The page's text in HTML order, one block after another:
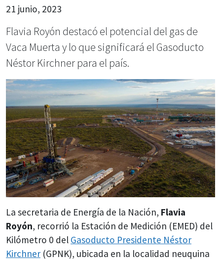
21 junio, 2023
Flavia Royón destacó el potencial del gas de
Vaca Muerta y lo que significará el Gasoducto
Néstor Kirchner para el país.
La secretaria de Energía de la Nación, Flavia
Royón, recorrió la Estación de Medición (EMED) del
Kilómetro 0 del Gasoducto Presidente Néstor
Kirchner (GPNK), ubicada en la localidad neuquina